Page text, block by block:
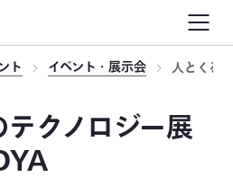
ト イベント・展示会 人とくる
クノロジー展